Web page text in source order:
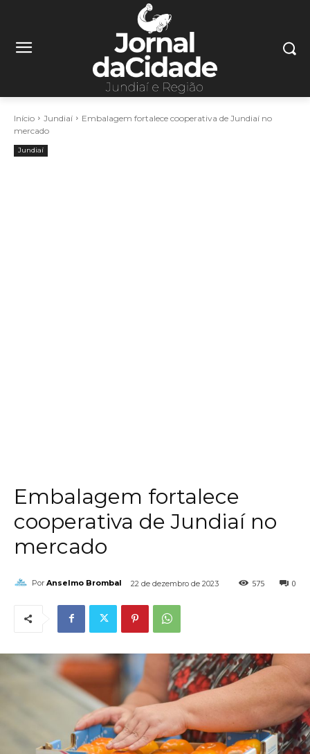
Início Jundiaí
Embalagem fortalece cooperativa de Jundiaí no
mercado
Jundiaí
Embalagem fortalece
cooperativa de Jundiaí no
mercado
Por Anselmo Brombal 22 de dezembro de 2023 0
575